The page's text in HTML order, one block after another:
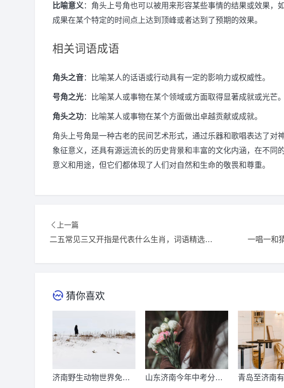
比喻意义 ：角头上号角也可以被用来形容某些事情的结果或效果，
成果在某个特定的时间点上达到顶峰或者达到了预期的效果。
相关词语成语
角头之音：比喻某人的话语或行动具有一定的影响力或权威性。
号角之光：比喻某人或事物在某个领域或方面取得显著成就或光芒。
角头之功：比喻某人或事物在某个方面做出卓越贡献或成就。
角头上号角是一种古老的民间艺术形式，通过乐器和歌唱表达了对
象征意义，还具有源远流长的历史背景和丰富的文化内涵，在不同
意义和用途，但它们都体现了人们对自然和生命的敬畏和尊重。
上一篇
二五常见三又开指是代表什么生肖，词语精选释义解释
猜你喜欢
济南野生动物世界免票 山东济南今年中考分数 青岛至济南